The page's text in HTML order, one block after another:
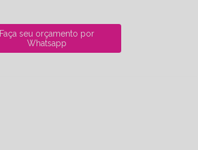
Faça seu orçamento por
Whatsapp